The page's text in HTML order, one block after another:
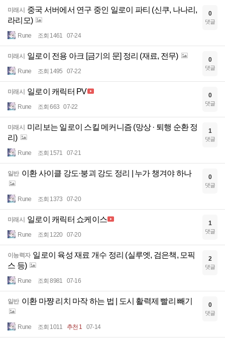
미래시 중국 서버에서 연구 중인 일로이 파티 (신쿠, 나나리,
라리모)
Rune 조회 1461 07-24
0
댓글
미래시 일로이 전용 아크 [금기의 문] 정리 (재료, 전무)
Rune 조회 1495 07-22
0
댓글
미래시 일로이 캐릭터 PV
Rune 조회 663 07-22
0
댓글
미래시 미리보는 일로이 스킬 메커니즘 (망상 · 퇴행 순환 정
리)
Rune 조회 1571 07-21
1
댓글
일반 이환 사이클 강도·붕괴 강도 정리 | 누가 챙겨야 하나
Rune 조회 1373 07-20
0
댓글
미래시 일로이 캐릭터 쇼케이스
Rune 조회 1220 07-20
1
댓글
이능력자 일로이 육성 재료 개수 정리 (실루엣, 검은책, 모픽
스 등)
Rune 조회 8981 07-16
2
댓글
일반 이환 마쨩 리치 마작 하는 법 | 도시 활력제 빨리 빼기
Rune 조회 1011 추천 1 07-14
0
댓글